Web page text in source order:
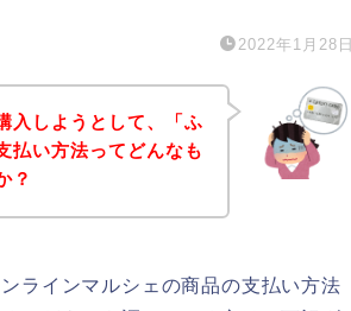
2022年1月28日
入しようとして、「ふ
払い方法ってどんなも
？
ラインマルシェの商品の支払い方法